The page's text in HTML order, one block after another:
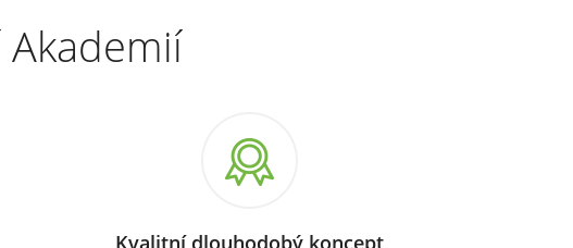
Akademií
Kvalitní dlouhodobý koncept